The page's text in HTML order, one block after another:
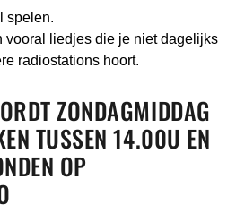
spelen.
vooral liedjes die je niet dagelijks
radiostations hoort.
ZONDAGMIDDAG
TUSSEN 14.00U EN
OP